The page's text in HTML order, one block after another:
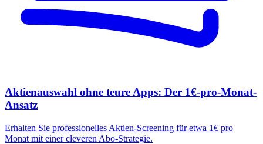
Aktienauswahl ohne teure Apps: Der 1€-pro-Monat-
Ansatz
Erhalten Sie professionelles Aktien-Screening für etwa 1€ pro
Monat mit einer cleveren Abo-Strategie.